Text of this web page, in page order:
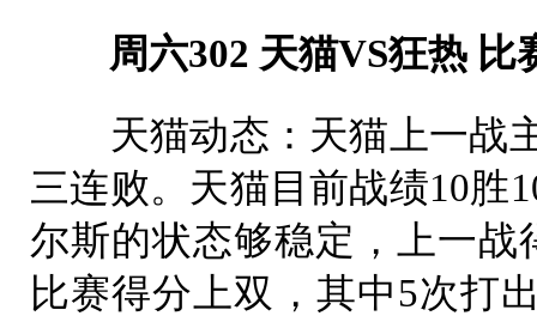
周六302 天猫VS狂热 比
天猫动态：天猫上一战主
三连败。天猫目前战绩10胜
尔斯的状态够稳定，上一战
比赛得分上双，其中5次打